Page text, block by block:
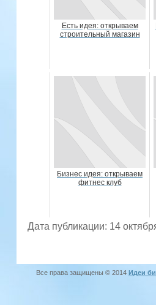
Есть идея: открываем
строительный магазин
Бизнес идея: открываем
фитнес клуб
Дата публикации: 14
Все права защищены © 2014 Идеи